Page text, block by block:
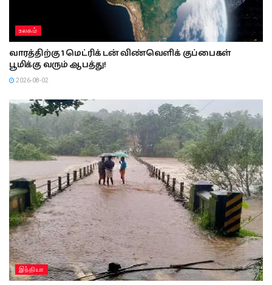
உலகம்
வாரத்திற்கு 1 மெட்ரிக் டன் விண்வெளிக் குப்பைகள்
பூமிக்கு வரும் ஆபத்து!
2026-08-02
இந்தியா